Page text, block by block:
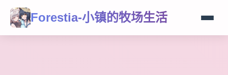
Forestia-小镇的牧场生活